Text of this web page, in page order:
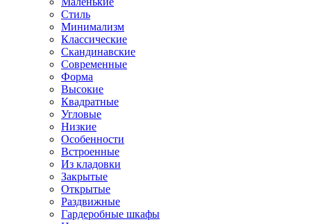
Стиль
Минимализм
Классические
Скандинавские
Современные
Форма
Высокие
Квадратные
Угловые
Низкие
Особенности
Встроенные
Из кладовки
Закрытые
Открытые
Раздвижные
Гардеробные шкафы